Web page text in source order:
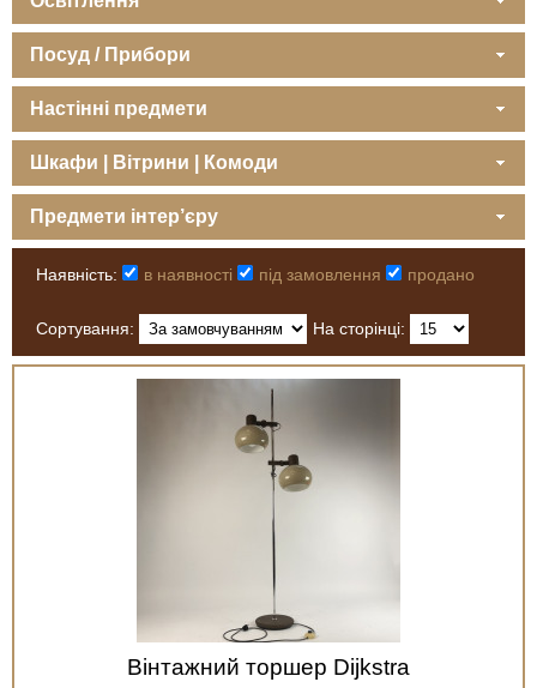
Посуд / Прибори
Настінні предмети
Шкафи | Вітрини | Комоди
Предмети інтер’єру
Наявність: в наявності під замовлення продано
Сортування: На сторінці:
Вінтажний торшер Dijkstra